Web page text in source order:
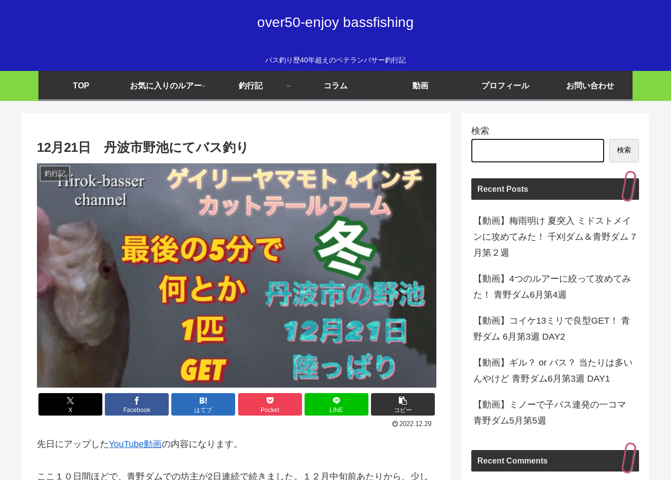
over50-enjoy bassfishing
バス釣り歴40年超えのベテランバサー釣行記
TOP お気に入りのルアー 釣行記 コラム 動画 プロフィール お問い合わせ
12月21日 丹波市野池にてバス釣り
釣行記
X Facebook はてブ Pocket LINE コピー
2022.12.29
先日にアップしたYouTube動画の内容になります。
ここ１０日間ほどで、青野ダムでの坊主が2日連続で続きました。１２月中旬前あたりから、少し
検索
検索
Recent Posts
【動画】梅雨明け 夏突入 ミドストメイ
ンに攻めてみた！ 千刈ダム＆青野ダム 7
月第２週
【動画】4つのルアーに絞って攻めてみ
た！ 青野ダム6月第4週
【動画】コイケ13ミリで良型GET！ 青
野ダム 6月第3週 DAY2
【動画】ギル？ or バス？ 当たりは多い
んやけど 青野ダム6月第3週 DAY1
【動画】ミノーで子バス連発の一コマ
青野ダム5月第5週
Recent Comments